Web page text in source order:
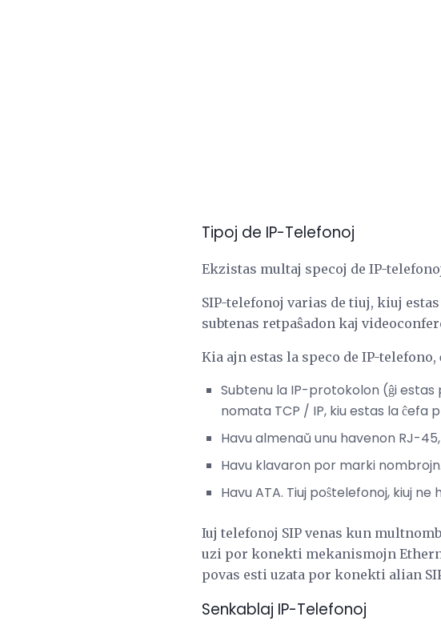
Tipoj de IP-Telefonoj
Ekzistas multaj specoj de IP-
SIP-telefonoj varias de tiuj, kiuj
subtenas retpaŝadon kaj
Kia ajn estas la speco de IP-
Subtenu la IP-protokolon (ĝi estas
nomata TCP / IP, kiu estas la
Havu almenaŭ unu havenon RJ-
Havu klavaron por marki nombrojn.
Havu ATA. Tiuj poŝtelefonoj, kiuj
Iuj telefonoj SIP venas kun
uzi por konekti mekanismojn
povas esti uzata por konekti alian
Senkablaj IP-Telefonoj